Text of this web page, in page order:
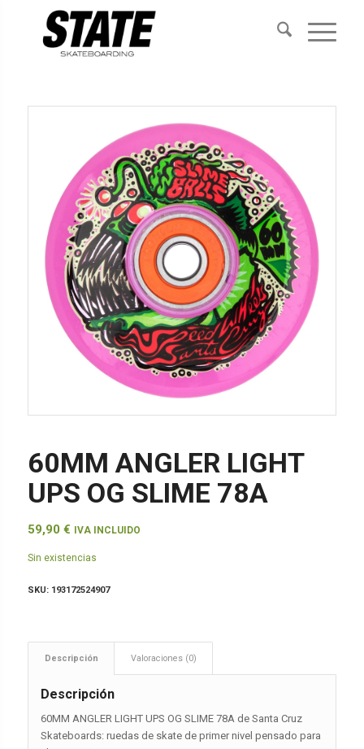
60MM ANGLER LIGHT
UPS OG SLIME 78A
59,90 € IVA INCLUIDO
Sin existencias
SKU: 193172524907
Descripción Valoraciones (0)
Descripción
60MM ANGLER LIGHT UPS OG SLIME 78A de Santa Cruz
Skateboards: ruedas de skate de primer nivel pensado para